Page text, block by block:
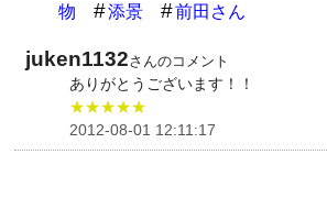
物
添景 前田さん
juken1132さんのコメント
ありがとうございます！！
★★★★★
2012-08-01 12:11:17